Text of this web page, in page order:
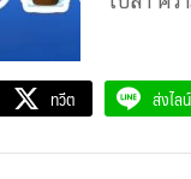
ทวีต ส่งไลน์